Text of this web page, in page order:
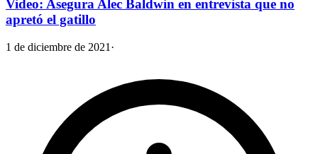
Video: Asegura Alec Baldwin en entrevista que no
apretó el gatillo
1 de diciembre de 2021 ·